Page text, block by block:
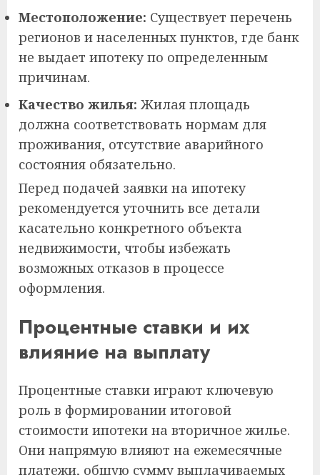
Местоположение: Существует перечень
регионов и населенных пунктов, где банк
не выдает ипотеку по определенным
причинам.
Качество жилья: Жилая площадь
должна соответствовать нормам для
проживания, отсутствие аварийного
состояния обязательно.
Перед подачей заявки на ипотеку
рекомендуется уточнить все детали
касательно конкретного объекта
недвижимости, чтобы избежать
возможных отказов в процессе
оформления.
Процентные ставки и их
влияние на выплату
Процентные ставки играют ключевую
роль в формировании итоговой
стоимости ипотеки на вторичное жилье.
Они напрямую влияют на ежемесячные
платежи, общую сумму выплачиваемых